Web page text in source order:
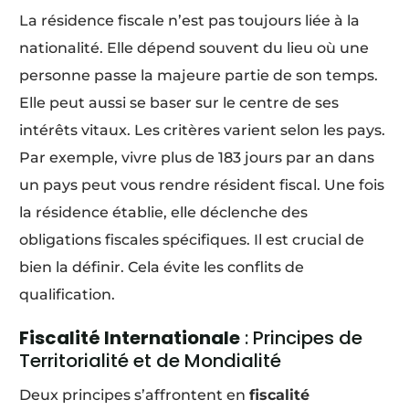
La résidence fiscale n’est pas toujours liée à la
nationalité. Elle dépend souvent du lieu où une
personne passe la majeure partie de son temps.
Elle peut aussi se baser sur le centre de ses
intérêts vitaux. Les critères varient selon les pays.
Par exemple, vivre plus de 183 jours par an dans
un pays peut vous rendre résident fiscal. Une fois
la résidence établie, elle déclenche des
obligations fiscales spécifiques. Il est crucial de
bien la définir. Cela évite les conflits de
qualification.
Fiscalité Internationale : Principes de
Territorialité et de Mondialité
Deux principes s’affrontent enfiscalité